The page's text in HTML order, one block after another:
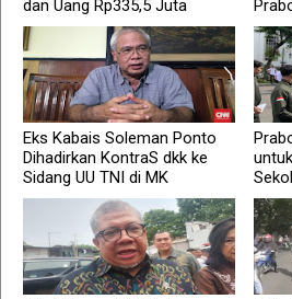
dan Uang Rp335,5 Juta
Eks Kabais Soleman Ponto
Dihadirkan KontraS dkk ke
Sidang UU TNI di MK